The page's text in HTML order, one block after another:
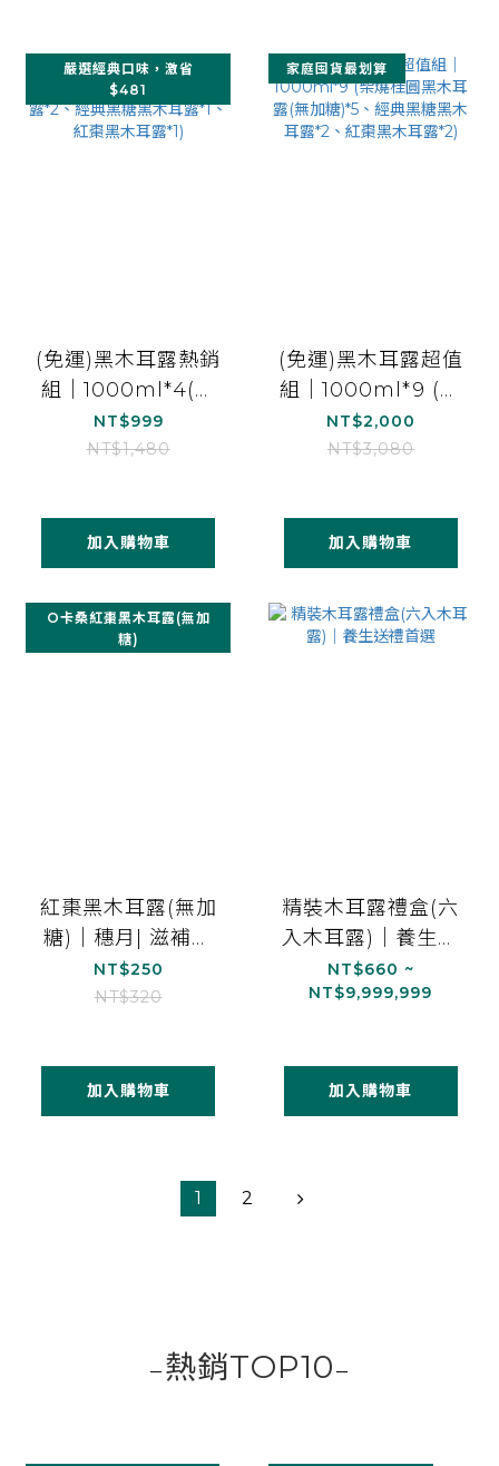
嚴選經典口味，激省
$481
(免運)黑木耳露熱銷
組｜1000ml*4(柴
燒桂圓黑木耳露
*2、經典黑糖黑木
NT$999
NT$1,480
加入購物車
家庭囤貨最划算
(免運)黑木耳露超值
組｜1000ml*9 (柴
燒桂圓黑木耳露(無
加糖)*5、經典黑糖
NT$2,000
NT$3,080
加入購物車
O卡桑紅棗黑木耳露(無加
糖)
紅棗黑木耳露(無加
糖)｜穗月| 滋補強
身｜1000ml*1
NT$250
NT$320
加入購物車
精裝木耳露禮盒(六
入木耳露)｜養生送
禮首選
NT$660 ~
NT$9,999,999
加入購物車
1 2
－ 熱銷TOP10 －